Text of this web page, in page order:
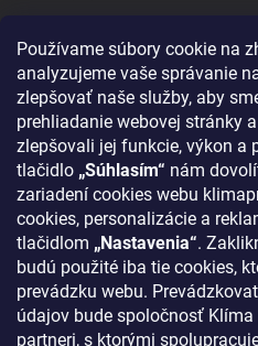
Používame súbory cookie na
analyzujeme vaše správanie
zlepšovať naše služby, aby
prehliadanie webovej stránky
zlepšovali jej funkcie, výkon a
tlačidlo „Súhlasím“ nám
zariadení cookies webu
cookies, personalizácie a
tlačidlom „Nastavenia“.
budú použité iba tie cookies,
prevádzku webu.
údajov bude spoločnosť Klíma
partneri, s ktorými
Blog - najnovšie články
Obchodné podmienky
Podmienky ochrany osobných
Odstúpenie od zmluvy
Kontakty
KONTAKT
klima@klimapreteba.sk